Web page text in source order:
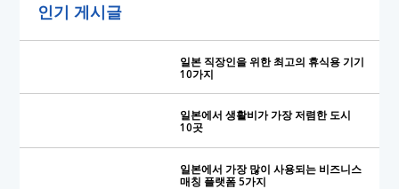
인기 게시글
일본 직장인을 위한 최고의 휴식용 기기
10가지
일본에서 생활비가 가장 저렴한 도시
10곳
일본에서 가장 많이 사용되는 비즈니스
매칭 플랫폼 5가지